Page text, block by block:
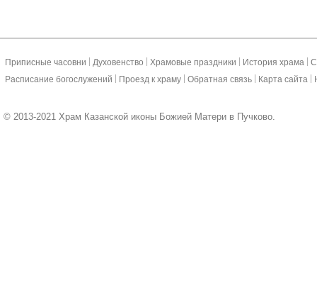
Приписные часовни Духовенство Храмовые праздники История храма
Расписание богослужений
Проезд к храму Обратная связь Карта сайта
© 2013-2021 Храм Казанской иконы Божией Матери в Пучково.